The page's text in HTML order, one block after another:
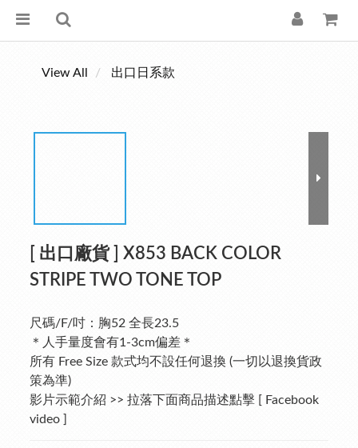
View All 出口日系款
[ 出口廠貨 ] X853 BACK COLOR
STRIPE TWO TONE TOP
尺碼/F/吋：胸52 全長23.5
＊人手量度會有1-3cm偏差＊
所有 Free Size 款式均不設任何退換 (一切以退換貨政
策為準)
影片示範介紹 >> 拉落下面商品描述點擊 [ Facebook
video ]